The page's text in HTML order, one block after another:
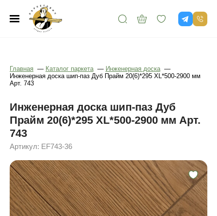
Главная — Каталог паркета — Инженерная доска —
Инженерная доска шип-паз Дуб Прайм 20(6)*295 XL*500-2900 мм
Арт. 743
Инженерная доска шип-паз Дуб
Прайм 20(6)*295 XL*500-2900 мм Арт.
743
Артикул: EF743-36